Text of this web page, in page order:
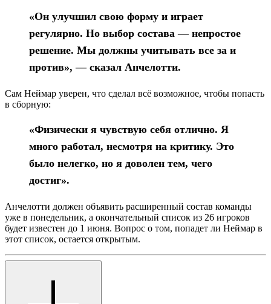
«Он улучшил свою форму и играет
регулярно. Но выбор состава — непростое
решение. Мы должны учитывать все за и
против», — сказал Анчелотти.
Сам Неймар уверен, что сделал всё возможное, чтобы попасть
в сборную:
«Физически я чувствую себя отлично. Я
много работал, несмотря на критику. Это
было нелегко, но я доволен тем, чего
достиг».
Анчелотти должен объявить расширенный состав команды
уже в понедельник, а окончательный список из 26 игроков
будет известен до 1 июня. Вопрос о том, попадет ли Неймар в
этот список, остается открытым.